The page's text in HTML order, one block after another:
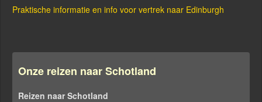
Praktische informatie en info voor vertrek naar Edinburgh
Onze reizen naar Schotland
Reizen naar Schotland